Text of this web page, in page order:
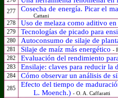
277 Cosecha de energía. Picar el
Cattani
278 Uso de melaza como aditivo en
279 Tecnologías de picado para
280 Autoconsumo de silaje de
281 Silaje de maíz más energético -
282 Evaluación del rendimiento
283 Ensilaje: claves para reducir la
284 Cómo observar un análisis de
285
Efecto del tiempo de
L. Moench.)- O. A. Caffaratti